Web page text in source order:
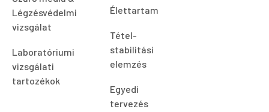
Légzésvédelmi
vizsgálat
Laboratóriumi
vizsgálati
tartozékok
Élettartam
Tétel-
stabilitási
elemzés
Egyedi
tervezés